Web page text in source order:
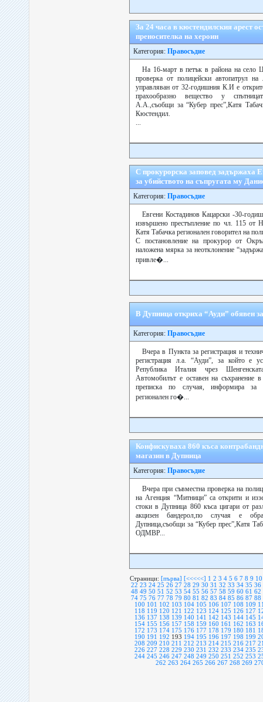
За 24 часа в кюстендилския арест
преносителка на хероин
Категория: Правосъдие
На 16-март в петък в района на село
проверка от полицейски автопатрул
управляван от 32-годишния К.И е
прахообразно вещество у
А.А.,съобщи за “Кубер прес”,Катя
Кюстендил.
...
С прокурорска заповед задържаха
за убийството на съпругата му
Категория: Правосъдие
Eвгени Костадинов Кацарски -30-
извършено престъпление по чл. 115 от
Катя Табачка регионален говорител на
С постановление на прокурор от
наложена мярка за неотклонение
привле�...
В Дупница откриха “Ауди” обявен
Категория: Правосъдие
Вчера в Пункта за регистрация и
регистрация л.а. “Ауди”, за който е
Република Италия чрез
Автомобилът е оставен на съхранение
преписка по случая, информира за
регионален го�...
Конфискуваха 860 къса
магазин в Дупница
Категория: Правосъдие
Вчера при съвместна проверка на
на Агенция “Митници” са открити и
стоки в Дупница 860 къса цигари от
акцизен бандерол,по случая е
Дупница,съобщи за “Кубер прес”,Катя
ОДМВР...
Страници: [първа] [<<<<<] 1 2 3 4 5 6 7 8 9 10
22 23 24 25 26 27 28 29 30 31 32 33 34 35 36
48 49 50 51 52 53 54 55 56 57 58 59 60 61 62
74 75 76 77 78 79 80 81 82 83 84 85 86 87 88
100 101 102 103 104 105 106 107 108 109
118 119 120 121 122 123 124 125 126 127
136 137 138 139 140 141 142 143 144 145
154 155 156 157 158 159 160 161 162 163
172 173 174 175 176 177 178 179 180 181
190 191 192 193 194 195 196 197 198 199
208 209 210 211 212 213 214 215 216 217
226 227 228 229 230 231 232 233 234 235
244 245 246 247 248 249 250 251 252 253
262 263 264 265 266 267 268 269